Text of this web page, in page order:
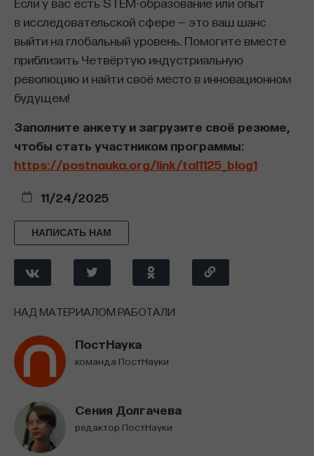
в исследовательской сфере — это ваш шанс
выйти на глобальный уровень. Помогите вместе
приблизить Четвёртую индустриальную
революцию и найти своё место в инновационном
будущем! ​
Заполните анкету и загрузите своё резюме,
чтобы стать участником программы:
https://postnauka.org/link/tal1125_blog1
11/24/2025
НАПИСАТЬ НАМ
НАД МАТЕРИАЛОМ РАБОТАЛИ
ПостНаука
команда ПостНауки
Сения Долгачева
редактор ПостНауки
Илья Виньковецкий
PhD, Associate Professor, Simon Fraser
University
ИСТОРИЯ ИСТОРИЯ РОССИИ США
Внеси свой вклад в дело
ПОДДЕРЖАТЬ ПОСТНАУКУ